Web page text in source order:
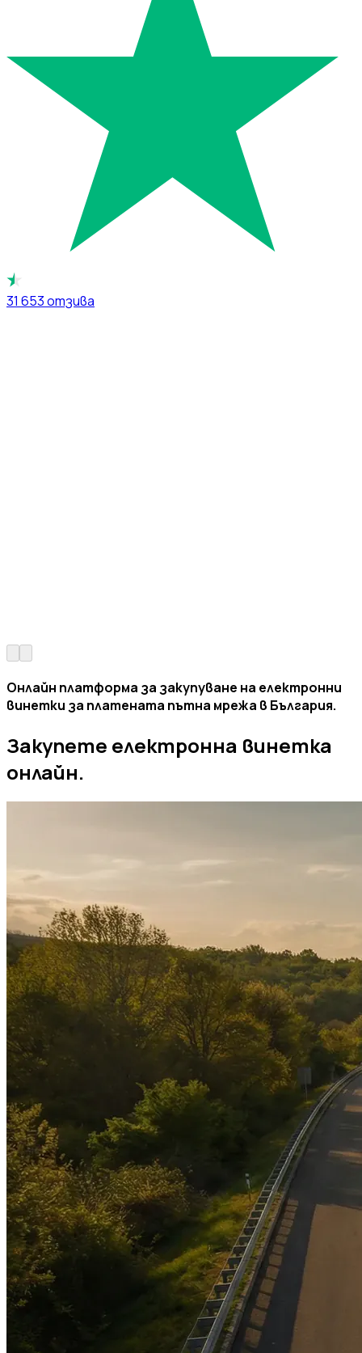
31 653отзива
Онлайн платформа за закупуване на електронни
винетки за платената пътна мрежа в България.
Закупете електронна винетка
онлайн.